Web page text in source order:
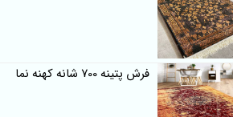
فرش پتینه 700 شانه کهنه نما